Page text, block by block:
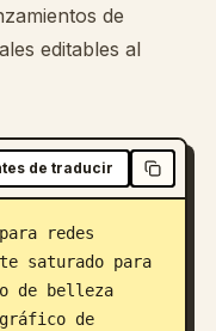
de
editables al
de traducir
redes
saturado para
de belleza
de